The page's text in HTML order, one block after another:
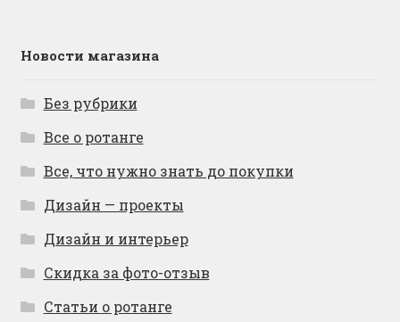
Новости магазина
Без рубрики
Все о ротанге
Все, что нужно знать до покупки
Дизайн — проекты
Дизайн и интерьер
Скидка за фото-отзыв
Статьи о ротанге